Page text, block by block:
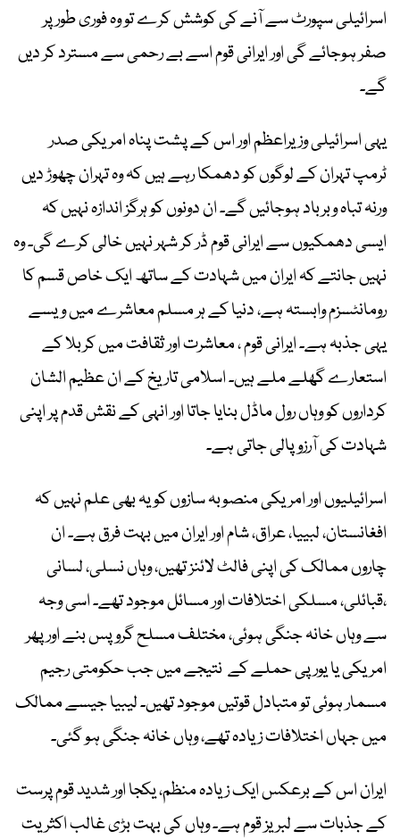
اسرائیلی سپورٹ سے آنے کی کوشش کرے تو وہ فوری طور پر
صفر ہوجائے گی اور ایرانی قوم اسے بے رحمی سے مسترد کر دیں
گے۔
یہی اسرائیلی وزیراعظم اور اس کے پشت پناہ امریکی صدر
ٹرمپ تہران کے لوگوں کو دھمکا رہے ہیں کہ وہ تہران چھوڑ دیں
ورنہ تباہ وبرباد ہوجائیں گے۔ ان دونوں کو ہرگز اندازہ نہیں کہ
ایسی دھمکیوں سے ایرانی قوم ڈر کر شہر نہیں خالی کرے گی۔ وہ
نہیں جانتے کہ ایران میں شہادت کے ساتھ ایک خاص قسم کا
رومانٹسزم وابستہ ہے، دنیا کے ہر مسلم معاشرے میں ویسے
یہی جذبہ ہے۔ ایرانی قوم ، معاشرت اور ثقافت میں کربلا کے
استعارے گھلے ملے ہیں۔ اسلامی تاریخ کے ان عظیم الشان
کرداروں کو وہاں رول ماڈل بنایا جاتا اور انہی کے نقش قدم پر اپنی
شہادت کی آرزو پالی جاتی ہے۔
اسرائیلیوں اور امریکی منصوبہ سازوں کویہ بھی علم نہیں کہ
افغانستان، لبییا، عراق، شام اور ایران میں بہت فرق ہے۔ ان
چاروں ممالک کی اپنی فالٹ لائنز تھیں، وہاں نسلی، لسانی
،قبائلی، مسلکی اختلافات اور مسائل موجود تھے۔ اسی وجہ
سے وہاں خانہ جنگی ہوئی، مختلف مسلح گروپس بنے اور پھر
امریکی یا یورپی حملے کے نتیجے میں جب حکومتی رجیم
مسمار ہوئی تو متبادل قوتیں موجود تھیں۔ لیبیا جیسے ممالک
میں جہاں اختلافات زیادہ تھے، وہاں خانہ جنگی ہو گئی۔
ایران اس کے برعکس ایک زیادہ منظم، یکجا اور شدید قوم پرست
کے جذبات سے لبریز قوم ہے۔ وہاں کی بہت بڑی غالب اکثریت